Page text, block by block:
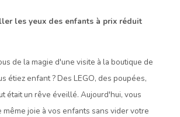
les yeux des enfants à prix réduit
de la magie d'une visite à la boutique de
étiez enfant ? Des LEGO, des poupées,
était un rêve éveillé. Aujourd'hui, vous
joie à vos enfants sans vider votre